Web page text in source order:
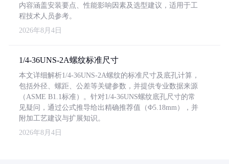
内容涵盖安装要点、性能影响因素及选型建议，适用于工
程技术人员参考。
2026年8月4日
1/4-36UNS-2A螺纹标准尺寸
本文详细解析1/4-36UNS-2A螺纹的标准尺寸及底孔计算，
包括外径、螺距、公差等关键参数，并提供专业数据来源
（ASME B1.1标准）。针对1/4-36UNS螺纹底孔尺寸的常
见疑问，通过公式推导给出精确推荐值（Φ5.18mm），并
附加工艺建议与扩展知识。
2026年8月4日